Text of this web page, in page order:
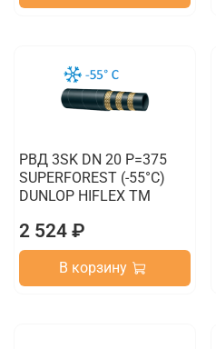
РВД 3SK DN 20 P=375
SUPERFOREST (-55°C)
DUNLOP HIFLEX TM
2 524 ₽
В корзину